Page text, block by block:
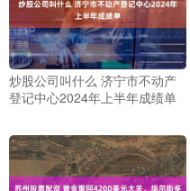
炒股公司叫什么 济宁市不动产
登记中心2024年上半年成绩单